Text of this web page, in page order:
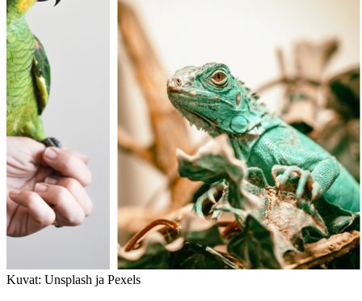
Kuvat: Unsplash ja Pexels